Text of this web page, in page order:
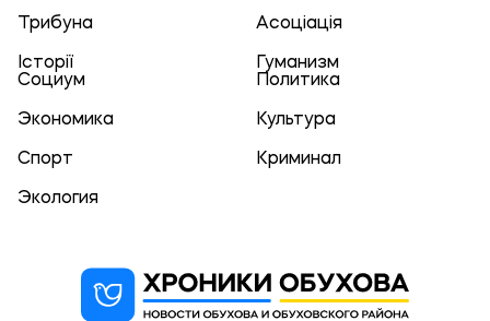
Трибуна Асоціація
Історії
Гуманизм
Социум
Политика
Экономика Культура
Спорт Криминал
Экология